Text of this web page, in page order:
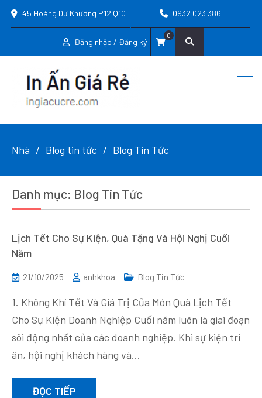
45 Hoàng Dư Khương P12 Q10 0932 023 386
Đăng nhập / Đăng ký
0
Nhà Blog tin tức Blog Tin Tức
Danh mục: Blog Tin Tức
Lịch Tết Cho Sự Kiện, Quà Tặng Và Hội Nghị Cuối
Năm
21/10/2025 anhkhoa Blog Tin Tức
1. Không Khí Tết Và Giá Trị Của Món Quà Lịch Tết
Cho Sự Kiện Doanh Nghiệp Cuối năm luôn là giai đoạn
sôi động nhất của các doanh nghiệp. Khi sự kiện tri
ân, hội nghị khách hàng và…
ĐỌC TIẾP